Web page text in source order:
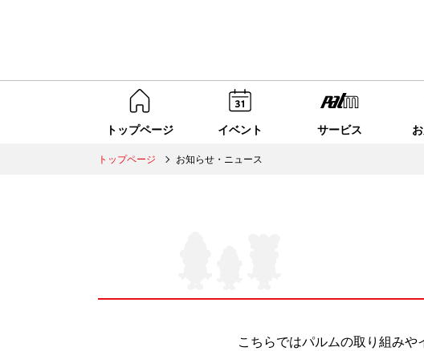
トップページ イベント サービス
トップページ お知らせ・ニュース
こちらではパルムの取り組みや